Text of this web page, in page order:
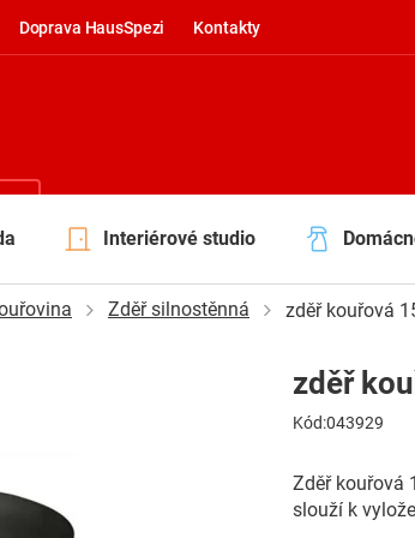
Doprava HausSpezi Kontakty
Interiérové studio
Zděř silnostěnná zděř kouřová
Zděř kouřová
slouží k
zděř
Kód:043929